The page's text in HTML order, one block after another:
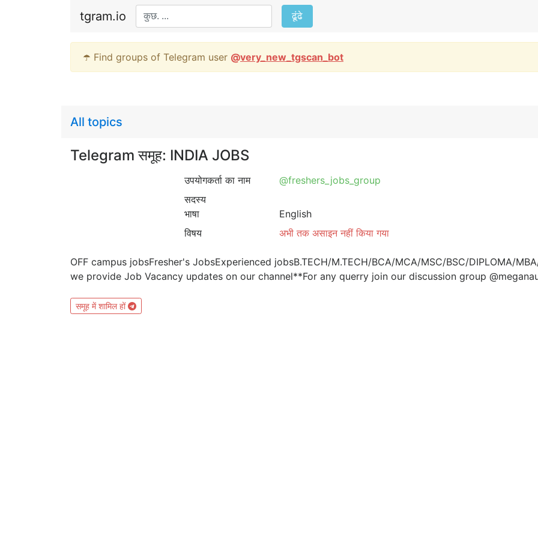
tgram.io ढूंढे
☂️ Find groups of Telegram user @very_new_tgscan_bot
All topics
Telegram समूह: INDIA JOBS
उपयोगकर्ता का नाम
@freshers_jobs_group
सदस्य
भाषा
English
विषय
अभी तक असाइन नहीं किया गया
OFF campus jobsFresher's JobsExperienced jobsB.TECH/M.TECH/BCA/MCA/MSC/BSC/DIPLOMA/
we provide Job Vacancy updates on our channel**For any querry join our discussion group
समूह में शामिल हों